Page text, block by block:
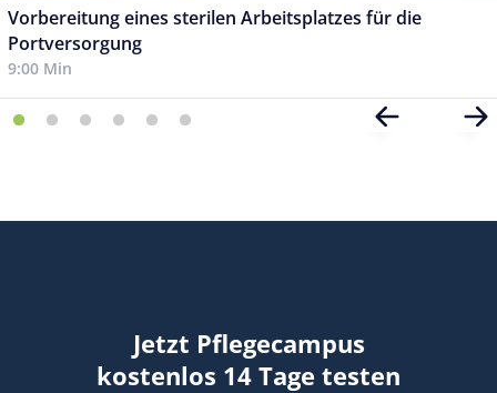
Vorbereitung eines sterilen Arbeitsplatzes für die
Portversorgung
9:00 Min
Jetzt Pflegecampus
kostenlos 14 Tage testen